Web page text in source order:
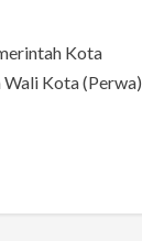
Kota
Kota (Perwa)